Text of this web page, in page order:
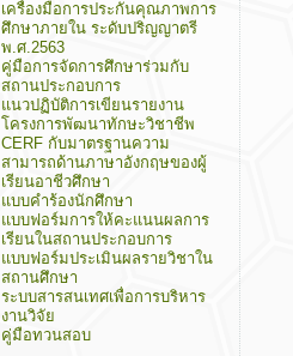
เครื่องมือการประกันคุณภาพการ
ศึกษาภายใน ระดับปริญญาตรี
พ.ศ.2563
คู่มือการจัดการศึกษาร่วมกับ
สถานประกอบการ
แนวปฏิบัติการเขียนรายงาน
โครงการพัฒนาทักษะวิชาชีพ
CERF กับมาตรฐานความ
สามารถด้านภาษาอังกฤษของผู้
เรียนอาชีวศึกษา
แบบคำร้องนักศึกษา
แบบฟอร์มการให้คะแนนผลการ
เรียนในสถานประกอบการ
แบบฟอร์มประเมินผลรายวิชาใน
สถานศึกษา
ระบบสารสนเทศเพื่อการบริหาร
งานวิจัย
คู่มือทวนสอบ